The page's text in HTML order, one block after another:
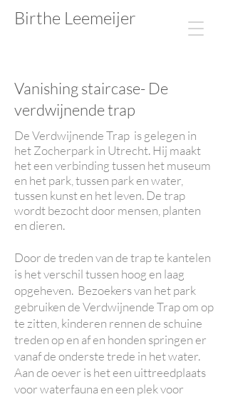
Birthe Leemeijer​​​​
Vanishing staircase- De
verdwijnende trap
De Verdwijnende Trap is gelegen in
het Zocherpark in Utrecht. Hij maakt
het een verbinding tussen het museum
en het park, tussen park en water,
tussen kunst en het leven. De trap
wordt bezocht door mensen, planten
en dieren.
Door de treden van de trap te kantelen
is het verschil tussen hoog en laag
opgeheven. Bezoekers van het park
gebruiken de Verdwijnende Trap om op
te zitten, kinderen rennen de schuine
treden op en af en honden springen er
vanaf de onderste trede in het water.
Aan de oever is het een uittreedplaats
voor waterfauna en een plek voor